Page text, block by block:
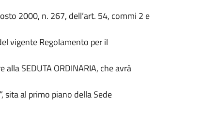
2000, n. 267, dell’art. 54, commi 2 e
vigente Regolamento per il
SEDUTA ORDINARIA, che avrà
sita al primo piano della Sede